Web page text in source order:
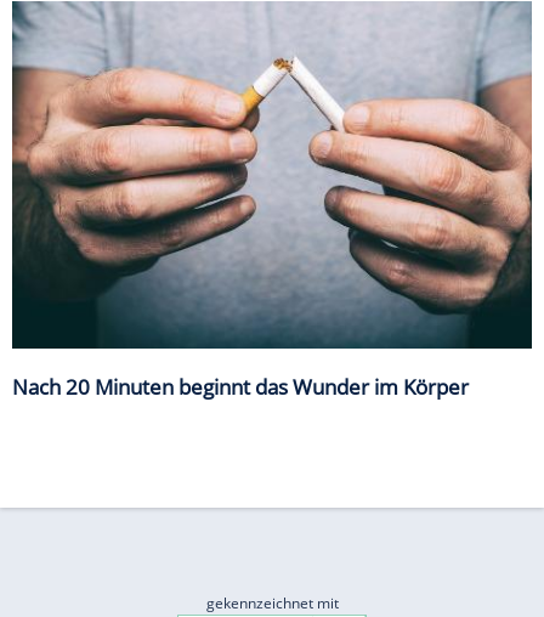
Nach 20 Minuten beginnt das Wunder im Körper
gekennzeichnet mit